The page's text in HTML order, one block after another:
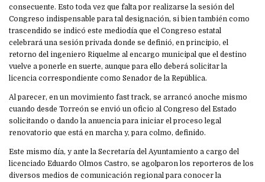
consecuente. Esto toda vez que falta por realizarse la sesión del
Congreso indispensable para tal designación, si bien también como
trascendido se indicó este mediodía que el Congreso estatal
celebrará una sesión privada donde se definió, en principio, el
retorno del ingeniero Riquelme al encargo municipal que el destino
vuelve a ponerle en suerte, aunque para ello deberá solicitar la
licencia correspondiente como Senador de la República.
Al parecer, en un movimiento fast track, se arrancó anoche mismo
cuando desde Torreón se envió un oficio al Congreso del Estado
solicitando o dando la anuencia para iniciar el proceso legal
renovatorio que está en marcha y, para colmo, definido.
Este mismo día, y ante la Secretaría del Ayuntamiento a cargo del
licenciado Eduardo Olmos Castro, se agolparon los reporteros de los
diversos medios de comunicación regional para conocer la